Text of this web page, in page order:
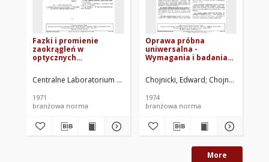
Fazki i promienie
zaokrągleń w
optycznych
nieokrągłych BN-
70/5513-01
Centralne Laboratorium Optyki. Oprac.
1971
branżowa norma
Oprawa próbna
uniwersalna -
Wymagania i badania
Chojnicki, Edward Chojnacka,
1974
branżowa norma
More